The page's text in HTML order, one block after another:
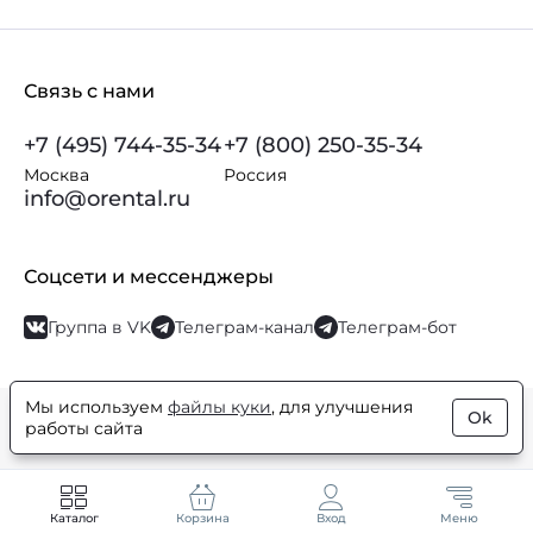
Связь с нами
+7 (495) 744-35-34
Москва
+7 (800) 250-35-34
Россия
info@orental.ru
Соцсети и мессенджеры
Группа в VK Телеграм-канал Телеграм-бот
© Orental.ru 2007–2026Интернет-магазин парфюмерии и
косметики
Каталог Корзина Вход Меню
Мы используем файлы куки, для улучшения
работы сайта
Ok